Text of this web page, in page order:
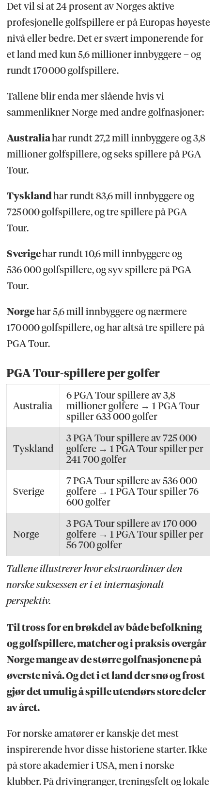
Det vil si at 24 prosent av Norges aktive
profesjonelle golfspillere er på Europas høyeste
nivå eller bedre. Det er svært imponerende for
et land med kun 5,6 millioner innbyggere – og
rundt 170 000 golfspillere.
Tallene blir enda mer slående hvis vi
sammenlikner Norge med andre golfnasjoner:
Australiahar rundt 27,2 mill innbyggere og 3,8
millioner golfspillere, og seks spillere på PGA
Tour.
Tysklandhar rundt 83,6 mill innbyggere og
725 000 golfspillere, og tre spillere på PGA
Tour.
Sverigehar rundt 10,6 mill innbyggere og
536 000 golfspillere, og syv spillere på PGA
Tour.
Norgehar 5,6 mill innbyggere og nærmere
170 000 golfspillere, og har altså tre spillere på
PGA Tour.
PGA Tour-spillere per golfer
Australia
6 PGA Tour spillere av 3,8
millioner golfere → 1 PGA Tour
spiller 633 000 golfer
Tyskland
3 PGA Tour spillere av 725 000
golfere → 1 PGA Tour spiller per
241 700 golfer
Sverige
7 PGA Tour spillere av 536 000
golfere → 1 PGA Tour spiller 76
600 golfer
Norge
3 PGA Tour spillere av 170 000
golfere → 1 PGA Tour spiller per
56 700 golfer
Tallene illustrerer hvor ekstraordinær den
norske suksessen er i et internasjonalt
perspektiv.
Til tross for en brøkdel av både befolkning
og golfspillere, matcher og i praksis overgår
Norge mange av de større golfnasjonene på
øverste nivå. Og det i et land der snø og frost
gjør det umulig å spille utendørs store deler
av året.
For norske amatører er kanskje det mest
inspirerende hvor disse historiene starter. Ikke
på store akademier i USA, men i norske
klubber. På drivingranger, treningsfelt og lokale